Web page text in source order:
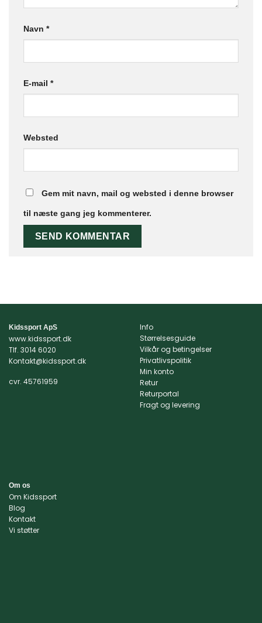
Navn *
E-mail *
Websted
Gem mit navn, mail og websted i denne browser
til næste gang jeg kommenterer.
Kidssport ApS
www.kidssport.dk
Tlf. 3014 6020
Kontakt@kidssport.dk
cvr. 45761959
Info
Størrelsesguide
Vilkår og betingelser
Privatlivspolitik
Min konto
Retur
Returportal
Fragt og levering
Om os
Om Kidssport
Blog
Kontakt
Vi støtter